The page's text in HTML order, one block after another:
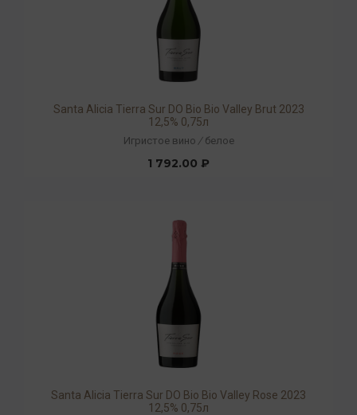
Santa Alicia Tierra Sur DO Bio Bio Valley Brut 2023
12,5% 0,75л
Игристое вино / белое
1 792.00 ₽
Santa Alicia Tierra Sur DO Bio Bio Valley Rose 2023
12,5% 0,75л